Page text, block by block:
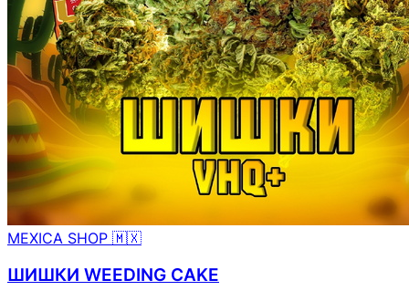
MEXICA SHOP 🇲🇽
ШИШКИ WEEDING CAKE